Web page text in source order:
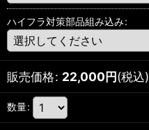
ハイフラ対策部品組み込み:
販売価格: 22,000円(税込)
数量: